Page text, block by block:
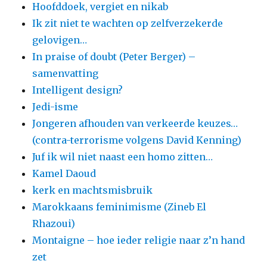
Hoofddoek, vergiet en nikab
Ik zit niet te wachten op zelfverzekerde
gelovigen…
In praise of doubt (Peter Berger) –
samenvatting
Intelligent design?
Jedi-isme
Jongeren afhouden van verkeerde keuzes…
(contra-terrorisme volgens David Kenning)
Juf ik wil niet naast een homo zitten…
Kamel Daoud
kerk en machtsmisbruik
Marokkaans feminimisme (Zineb El
Rhazoui)
Montaigne – hoe ieder religie naar z’n hand
zet